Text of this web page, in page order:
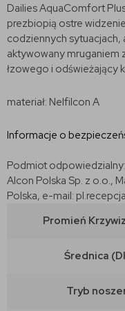
Dailies AquaComfort
prezbiopią ostre
codziennych sytuacjach,
aktywowany mruganiem
łzowego i odświeżający
materiał: Nelfilcon A
Informacje o
Podmiot odpowiedzialny:
Alcon Polska Sp. z o.o.,
Polska, e-mail:
Promień
Średnica
Tryb